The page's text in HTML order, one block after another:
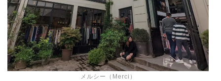
メルシー（Merci）